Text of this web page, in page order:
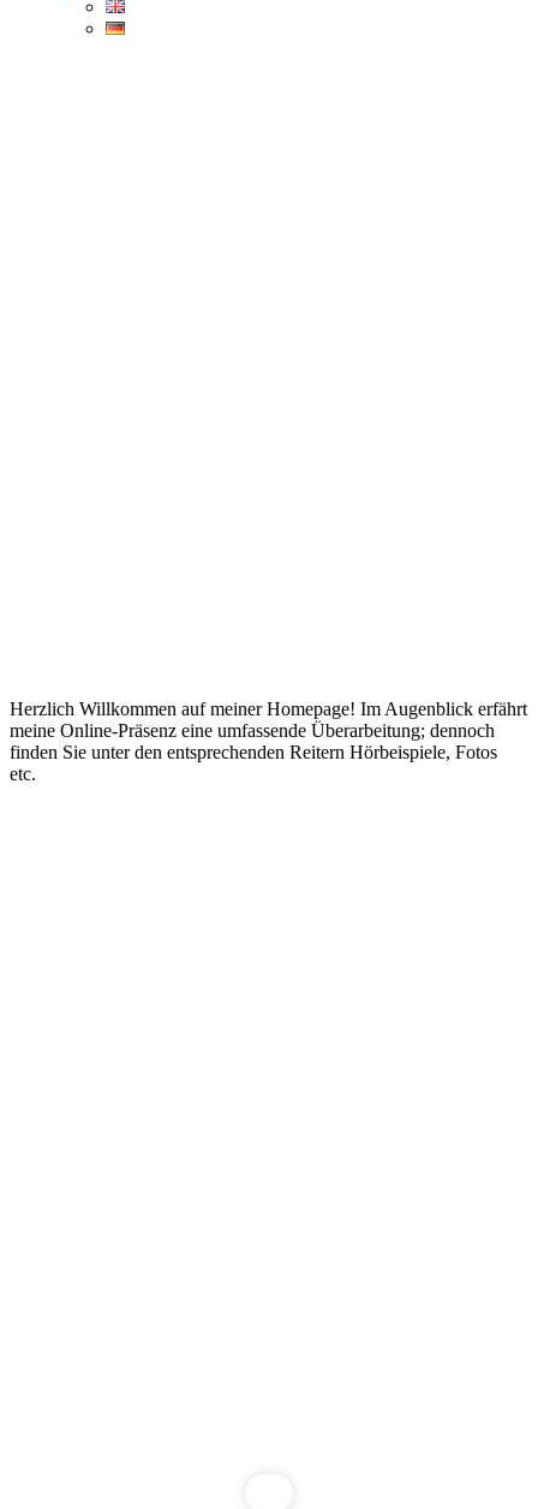
Herzlich Willkommen auf meiner Homepage! Im Augenblick erfährt
meine Online-Präsenz eine umfassende Überarbeitung; dennoch
finden Sie unter den entsprechenden Reitern Hörbeispiele, Fotos
etc.